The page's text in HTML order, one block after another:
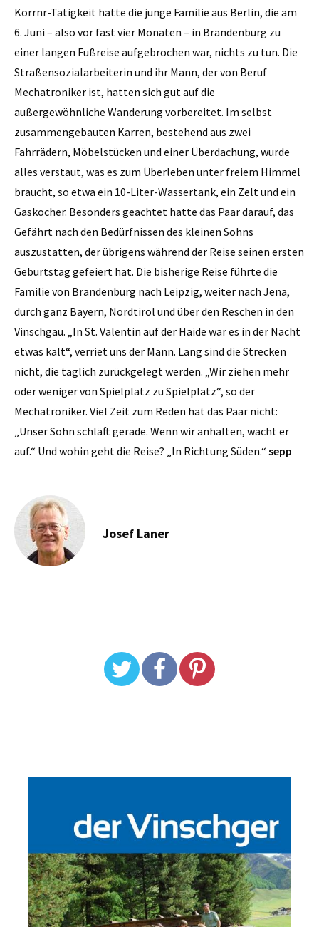
Korrnr-Tätigkeit hatte die junge Familie aus Berlin, die am
6. Juni – also vor fast vier Monaten – in Brandenburg zu
einer langen Fußreise aufgebrochen war, nichts zu tun. Die
Straßensozialarbeiterin und ihr Mann, der von Beruf
Mechatroniker ist, hatten sich gut auf die
außergewöhnliche Wanderung vorbereitet. Im selbst
zusammengebauten Karren, bestehend aus zwei
Fahrrädern, Möbelstücken und einer Überdachung, wurde
alles verstaut, was es zum Überleben unter freiem Himmel
braucht, so etwa ein 10-Liter-Wassertank, ein Zelt und ein
Gaskocher. Besonders geachtet hatte das Paar darauf, das
Gefährt nach den Bedürfnissen des kleinen Sohns
auszustatten, der übrigens während der Reise seinen ersten
Geburtstag gefeiert hat. Die bisherige Reise führte die
Familie von Brandenburg nach Leipzig, weiter nach Jena,
durch ganz Bayern, Nordtirol und über den Reschen in den
Vinschgau. „In St. Valentin auf der Haide war es in der Nacht
etwas kalt“, verriet uns der Mann. Lang sind die Strecken
nicht, die täglich zurückgelegt werden. „Wir ziehen mehr
oder weniger von Spielplatz zu Spielplatz“, so der
Mechatroniker. Viel Zeit zum Reden hat das Paar nicht:
„Unser Sohn schläft gerade. Wenn wir anhalten, wacht er
auf.“ Und wohin geht die Reise? „In Richtung Süden.“ sepp
Josef Laner